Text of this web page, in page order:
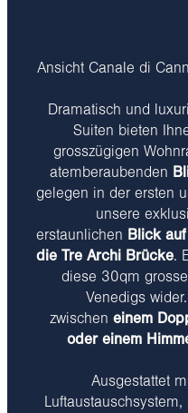
Ansicht Canale di
Dramatisch und
Suiten bieten
grosszügigen
atemberaubenden
gelegen in der ersten
unsere
erstaunlichen Blick
die Tre Archi Brücke.
diese 30qm
Venedigs
zwischen einem
oder einem
Ausgestattet